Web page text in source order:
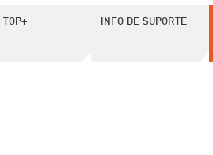
TOP+ INFO DE SUPORTE